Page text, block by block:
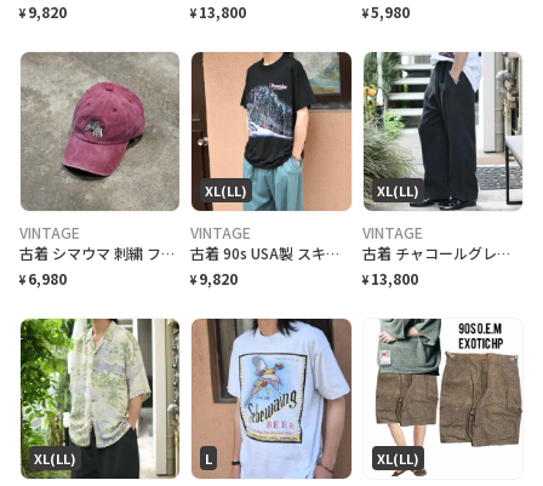
¥ 9,820 ¥ 13,800 ¥5,980
VINTAGE
古着 シマウマ 刺繍 フェード 6パネル ベースボールキャップ 帽子 キャップ
¥ 6,980
XL(LL)
VINTAGE
古着 90s USA製 スキーリゾート スーベニアTシャツ プリントTシャツ 黒
¥ 9,820
XL(LL)
VINTAGE
古着 チャコールグレー リネンスラックス スラックス ワイドパンツ タックパンツ
¥ 13,800
XL(LL) L XL(LL)